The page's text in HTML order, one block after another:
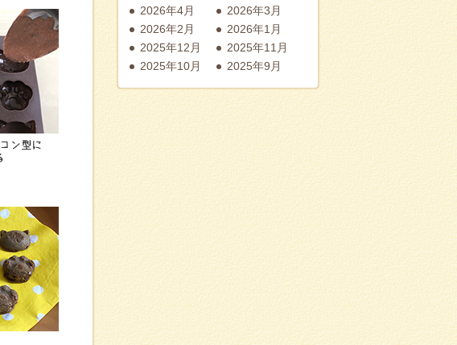
2026年4月
2026年3月
2026年2月
2026年1月
2025年12月
2025年11月
2025年10月
2025年9月